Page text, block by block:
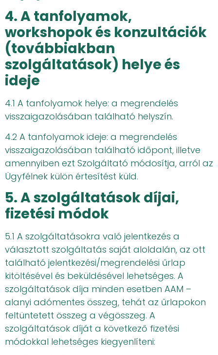
4. A tanfolyamok,
workshopok és konzultációk
(továbbiakban
szolgáltatások) helye és
ideje
4.1 A tanfolyamok helye: a megrendelés
visszaigazolásában található helyszín.
4.2 A tanfolyamok ideje: a megrendelés
visszaigazolásában található időpont, illetve
amennyiben ezt Szolgáltató módosítja, arról az
Ügyfélnek külön értesítést küld.
5. A szolgáltatások díjai,
fizetési módok
5.1 A szolgáltatásokra való jelentkezés a
választott szolgáltatás saját aloldalán, az ott
található jelentkezési/megrendelési űrlap
kitöltésével és beküldésével lehetséges. A
szolgáltatások díja minden esetben AAM –
alanyi adómentes összeg, tehát az űrlapokon
feltüntetett összeg a végösszeg. A
szolgáltatások díját a következő fizetési
módokkal lehetséges kiegyenlíteni: